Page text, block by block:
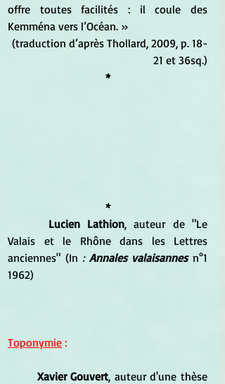
offre toutes facilités : il coule des
Kemména vers l’Océan. »
(traduction d’après Thollard, 2009, p. 18-
21 et 36sq.)
*
*
Lucien Lathion, auteur de "Le
Valais et le Rhône dans les Lettres
anciennes" (In : Annales valaisannes n°1
1962)
Toponymie :
Xavier Gouvert, auteur d'une thèse